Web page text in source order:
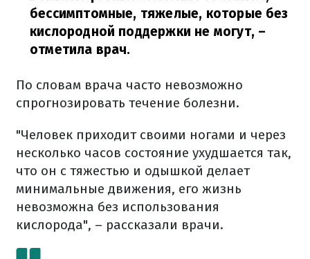
бессимптомные, тяжелые, которые без
кислородной поддержки не могут, –
отметила врач.
По словам врача часто невозможно
спрогнозировать течение болезни.
"Человек приходит своими ногами и через
несколько часов состояние ухудшается так,
что он с тяжестью и одышкой делает
минимальные движения, его жизнь
невозможна без использования
кислорода", – рассказали врачи.